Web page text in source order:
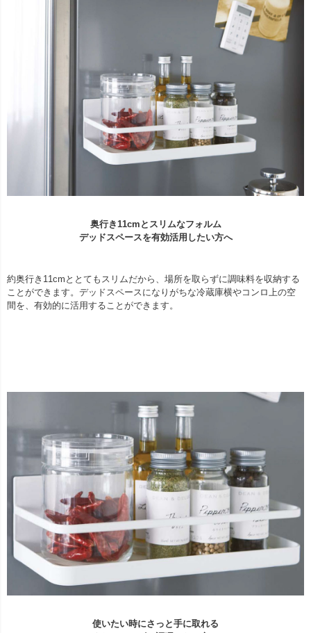
奥行き11cmとスリムなフォルム
デッドスペースを有効活用したい方へ
約奥行き11cmととてもスリムだから、場所を取らずに調味料を収納する
ことができます。デッドスペースになりがちな冷蔵庫横やコンロ上の空
間を、有効的に活用することができます。
使いたい時にさっと手に取れる